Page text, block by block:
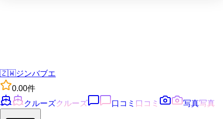
🇿🇼ジンバブエ
0.00件
クルーズクルーズ 口コミ 口コミ 写真写真